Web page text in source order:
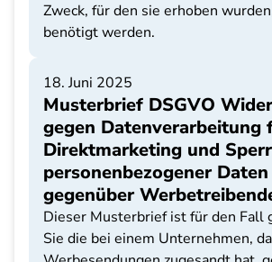
Zweck, für den sie erhoben
benötigt werden.
18. Juni 2025
Musterbrief DSGVO
gegen Datenverarbeitung
Direktmarketing und
personenbezogener Daten
gegenüber
Dieser Musterbrief ist für den Fall
Sie die bei einem Unternehmen,